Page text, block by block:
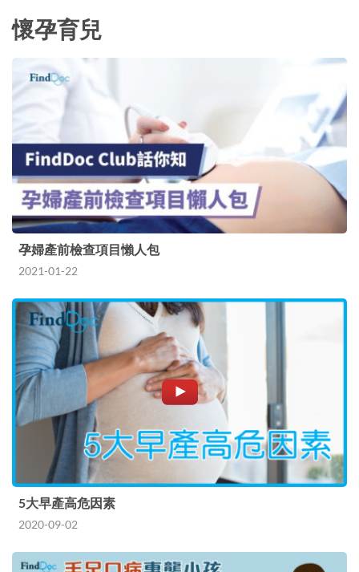
懷孕育兒
孕婦產前檢查項目懶人包
2021-01-22
5大早產高危因素
2020-09-02